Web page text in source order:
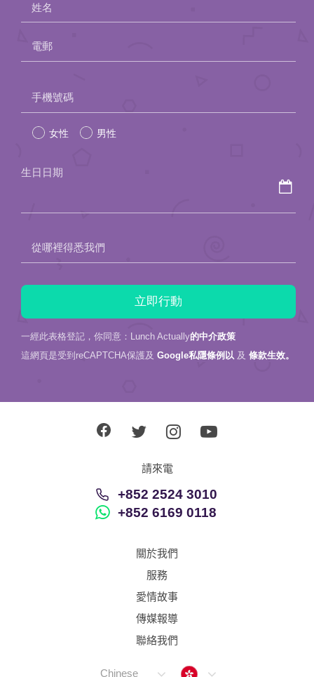
姓名
電郵
leave
this
手機號碼
女性 男性
生日日期
從哪裡得悉我們
一經此表格登記，你同意：Lunch Actually的中介政策
這網頁是受到reCAPTCHA保護及 Google私隱條例以 及 條款生效。
請來電
+852 2524 3010
+852 6169 0118
關於我們
服務
愛情故事
傳媒報導
聯絡我們
Chinese Hong Kong